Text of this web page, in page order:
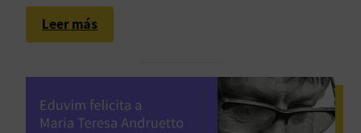
Leer más:
S
s
u
s